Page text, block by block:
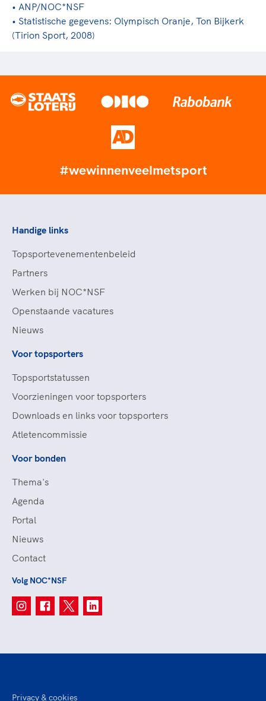
• ANP/NOC*NSF
• Statistische gegevens: Olympisch Oranje, Ton Bijkerk
(Tirion Sport, 2008)
#wewinnenveelmetsport
Handige links
Topsportevenementenbeleid
Partners
Werken bij NOC*NSF
Openstaande vacatures
Nieuws
Voor topsporters
Topsportstatussen
Voorzieningen voor topsporters
Downloads en links voor topsporters
Atletencommissie
Voor bonden
Thema's
Agenda
Portal
Nieuws
Contact
Volg NOC*NSF
Privacy & cookies